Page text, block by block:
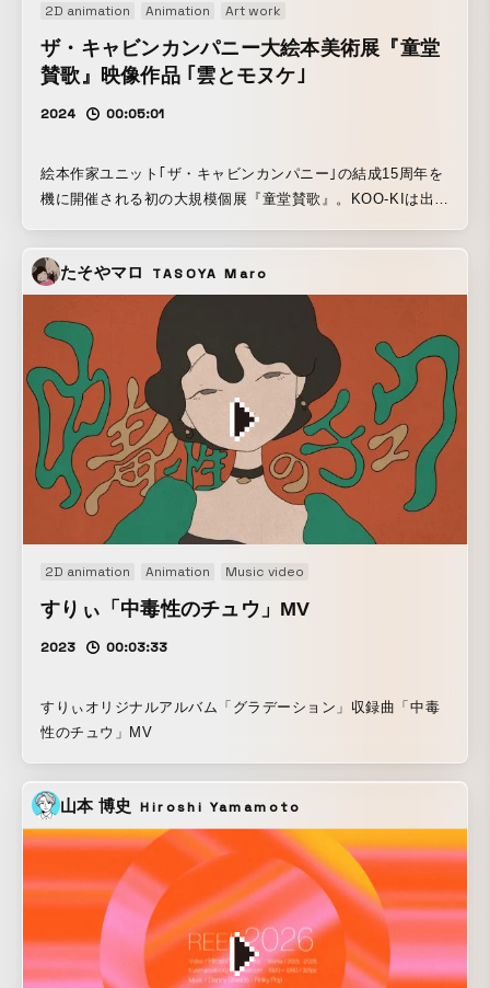
2D animation Animation Art work
ザ・キャビンカンパニー大絵本美術展『童堂
賛歌』映像作品 ｢雲とモヌケ｣
2024 00:05:01
絵本作家ユニット｢ザ・キャビンカンパニー｣の結成15周年を
機に開催される初の大規模個展『童堂賛歌』。KOO-KIは出品
カオスに自由に！というオーダーの元、ザ・キャビンカンパ
ニーさんの世界観を大切にすることを意識して演出しまし
た。生命力あふれる作品群を動かすのはとても楽しかったで
す！
たそやマロ TASOYA Maro
2D animation Animation Music video
すりぃ「中毒性のチュウ」MV
2023 00:03:33
すりぃオリジナルアルバム「グラデーション」収録曲「中毒
性のチュウ」MV
山本 博史 Hiroshi Yamamoto